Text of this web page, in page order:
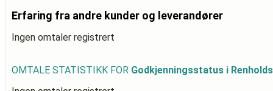
Erfaring fra andre kunder og leverandører
Ingen omtaler registrert
OMTALE STATISTIKK FOR Godkjenningsstatus i